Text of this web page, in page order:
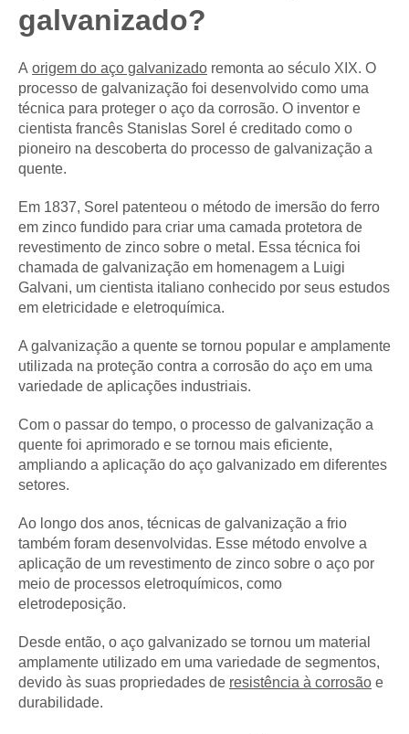
galvanizado?
A origem do aço galvanizado remonta ao século XIX. O
processo de galvanização foi desenvolvido como uma
técnica para proteger o aço da corrosão. O inventor e
cientista francês Stanislas Sorel é creditado como o
pioneiro na descoberta do processo de galvanização a
quente.
Em 1837, Sorel patenteou o método de imersão do ferro
em zinco fundido para criar uma camada protetora de
revestimento de zinco sobre o metal. Essa técnica foi
chamada de galvanização em homenagem a Luigi
Galvani, um cientista italiano conhecido por seus estudos
em eletricidade e eletroquímica.
A galvanização a quente se tornou popular e amplamente
utilizada na proteção contra a corrosão do aço em uma
variedade de aplicações industriais.
Com o passar do tempo, o processo de galvanização a
quente foi aprimorado e se tornou mais eficiente,
ampliando a aplicação do aço galvanizado em diferentes
setores.
Ao longo dos anos, técnicas de galvanização a frio
também foram desenvolvidas. Esse método envolve a
aplicação de um revestimento de zinco sobre o aço por
meio de processos eletroquímicos, como
eletrodeposição.
Desde então, o aço galvanizado se tornou um material
amplamente utilizado em uma variedade de segmentos,
devido às suas propriedades de resistência à corrosão e
durabilidade.